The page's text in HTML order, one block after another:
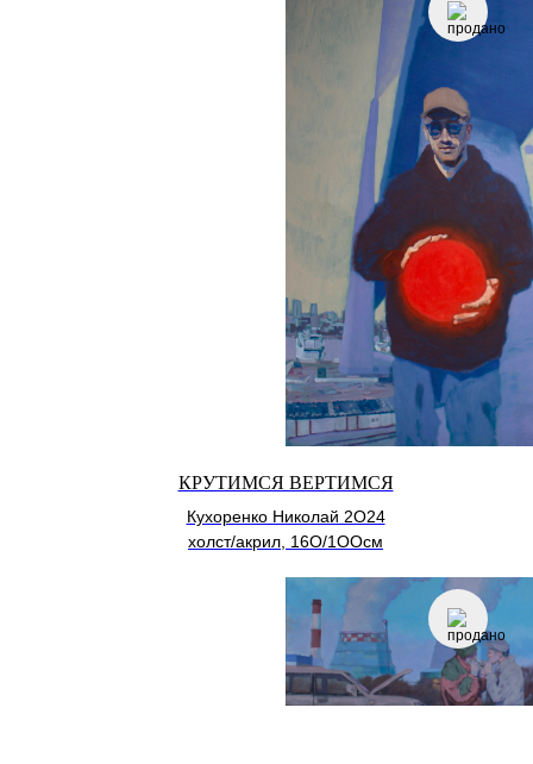
КРУТИМСЯ ВЕРТИМСЯ
Кухоренко Николай 2О24
холст/акрил, 16О/1ООсм